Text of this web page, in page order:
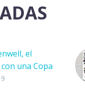
el
una Copa